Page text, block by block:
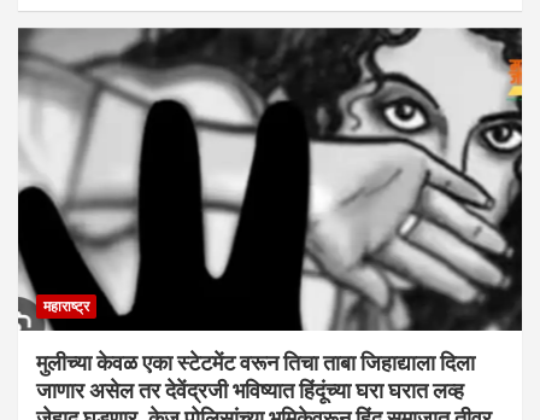
महाराष्ट्र
मुलीच्या केवळ एका स्टेटमेंट वरून तिचा ताबा जिहाद्याला दिला
जाणार असेल तर देवेंद्रजी भविष्यात हिंदूंच्या घरा घरात लव्ह